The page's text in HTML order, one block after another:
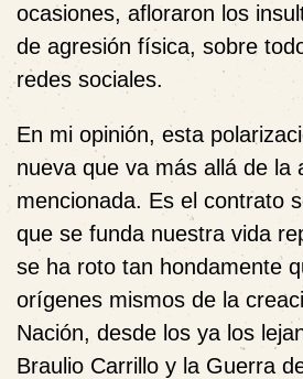
ocasiones, afloraron los
de agresión física, sobre
redes sociales.
En mi opinión, esta
nueva que va más allá de la
mencionada. Es el contrato
que se funda nuestra vida
se ha roto tan hondamente
orígenes mismos de la
Nación, desde los ya los
Braulio Carrillo y la Guerra